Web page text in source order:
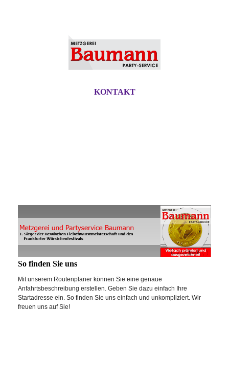
KONTAKT
So finden Sie uns
Mit unserem Routenplaner können Sie eine genaue
Anfahrtsbeschreibung erstellen. Geben Sie dazu einfach Ihre
Startadresse ein. So finden Sie uns einfach und unkompliziert. Wir
freuen uns auf Sie!